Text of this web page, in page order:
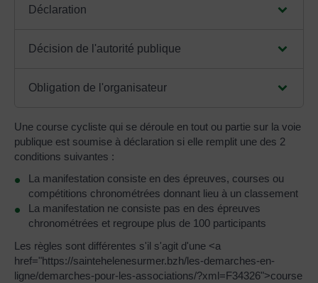
Déclaration
Décision de l'autorité publique
Obligation de l'organisateur
Une course cycliste qui se déroule en tout ou partie sur la voie
publique est soumise à déclaration si elle remplit une des 2
conditions suivantes :
La manifestation consiste en des épreuves, courses ou
compétitions chronométrées donnant lieu à un classement
La manifestation ne consiste pas en des épreuves
chronométrées et regroupe plus de 100 participants
Les règles sont différentes s'il s'agit d'une <a
href="https://saintehelenesurmer.bzh/les-demarches-en-
ligne/demarches-pour-les-associations/?xml=F34326">course